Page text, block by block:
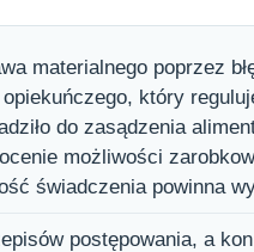
materialnego poprzez
który
do zasądzenia
możliwości
świadczenia powinna
postępowania, a